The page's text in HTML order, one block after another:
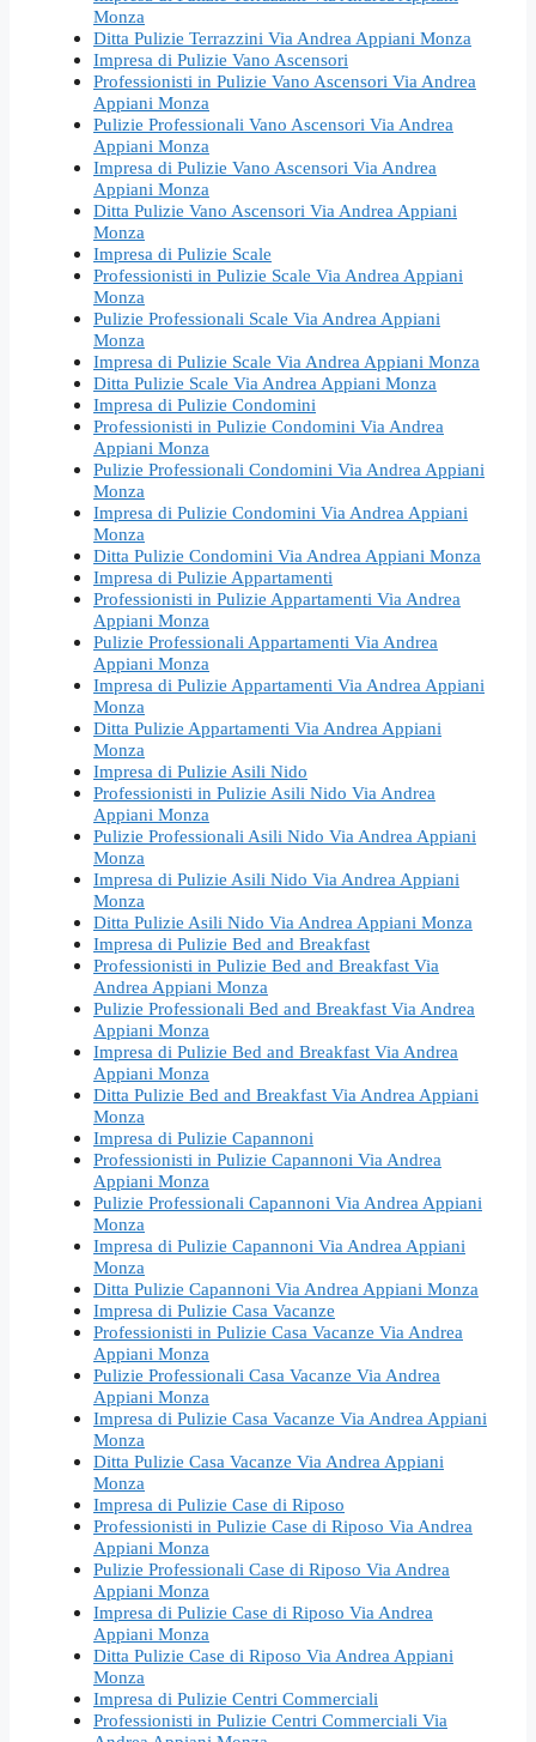
Monza
Ditta Pulizie Terrazzini Via Andrea Appiani Monza
Impresa di Pulizie Vano Ascensori
Professionisti in Pulizie Vano Ascensori Via Andrea
Appiani Monza
Pulizie Professionali Vano Ascensori Via Andrea
Appiani Monza
Impresa di Pulizie Vano Ascensori Via Andrea
Appiani Monza
Ditta Pulizie Vano Ascensori Via Andrea Appiani
Monza
Impresa di Pulizie Scale
Professionisti in Pulizie Scale Via Andrea Appiani
Monza
Pulizie Professionali Scale Via Andrea Appiani
Monza
Impresa di Pulizie Scale Via Andrea Appiani Monza
Ditta Pulizie Scale Via Andrea Appiani Monza
Impresa di Pulizie Condomini
Professionisti in Pulizie Condomini Via Andrea
Appiani Monza
Pulizie Professionali Condomini Via Andrea Appiani
Monza
Impresa di Pulizie Condomini Via Andrea Appiani
Monza
Ditta Pulizie Condomini Via Andrea Appiani Monza
Impresa di Pulizie Appartamenti
Professionisti in Pulizie Appartamenti Via Andrea
Appiani Monza
Pulizie Professionali Appartamenti Via Andrea
Appiani Monza
Impresa di Pulizie Appartamenti Via Andrea Appiani
Monza
Ditta Pulizie Appartamenti Via Andrea Appiani
Monza
Impresa di Pulizie Asili Nido
Professionisti in Pulizie Asili Nido Via Andrea
Appiani Monza
Pulizie Professionali Asili Nido Via Andrea Appiani
Monza
Impresa di Pulizie Asili Nido Via Andrea Appiani
Monza
Ditta Pulizie Asili Nido Via Andrea Appiani Monza
Impresa di Pulizie Bed and Breakfast
Professionisti in Pulizie Bed and Breakfast Via
Andrea Appiani Monza
Pulizie Professionali Bed and Breakfast Via Andrea
Appiani Monza
Impresa di Pulizie Bed and Breakfast Via Andrea
Appiani Monza
Ditta Pulizie Bed and Breakfast Via Andrea Appiani
Monza
Impresa di Pulizie Capannoni
Professionisti in Pulizie Capannoni Via Andrea
Appiani Monza
Pulizie Professionali Capannoni Via Andrea Appiani
Monza
Impresa di Pulizie Capannoni Via Andrea Appiani
Monza
Ditta Pulizie Capannoni Via Andrea Appiani Monza
Impresa di Pulizie Casa Vacanze
Professionisti in Pulizie Casa Vacanze Via Andrea
Appiani Monza
Pulizie Professionali Casa Vacanze Via Andrea
Appiani Monza
Impresa di Pulizie Casa Vacanze Via Andrea Appiani
Monza
Ditta Pulizie Casa Vacanze Via Andrea Appiani
Monza
Impresa di Pulizie Case di Riposo
Professionisti in Pulizie Case di Riposo Via Andrea
Appiani Monza
Pulizie Professionali Case di Riposo Via Andrea
Appiani Monza
Impresa di Pulizie Case di Riposo Via Andrea
Appiani Monza
Ditta Pulizie Case di Riposo Via Andrea Appiani
Monza
Impresa di Pulizie Centri Commerciali
Professionisti in Pulizie Centri Commerciali Via